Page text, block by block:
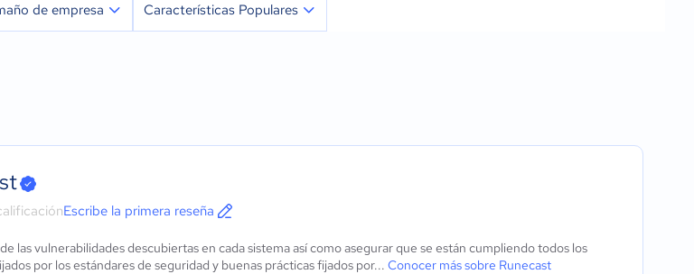
de empresa Características Populares
Panel de comunicaciones
Supervisión de máquinas virtuales
Escribe la primera reseña
las vulnerabilidades descubiertas en cada sistema así como asegurar que se están cumpliendo todos los
por los estándares de seguridad y buenas prácticas fijados por... Conocer más sobre Runecast